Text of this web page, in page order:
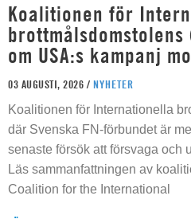
Koalitionen för
brottmålsdomstolens
om USA:s kampanj
03 AUGUSTI, 2026 / NYHETER
Koalitionen för Internationella
där Svenska FN-förbundet är
senaste försök att försvaga och
Läs sammanfattningen av
Coalition for the International